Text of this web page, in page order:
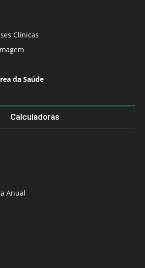
Clínicas
da Saúde
Calculadoras
Anual